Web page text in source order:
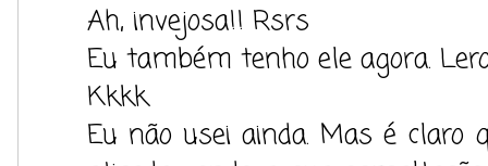
Ah, invejosa!! Rsrs
Eu também tenho ele agora.
Kkkk
Eu não usei ainda. Mas é